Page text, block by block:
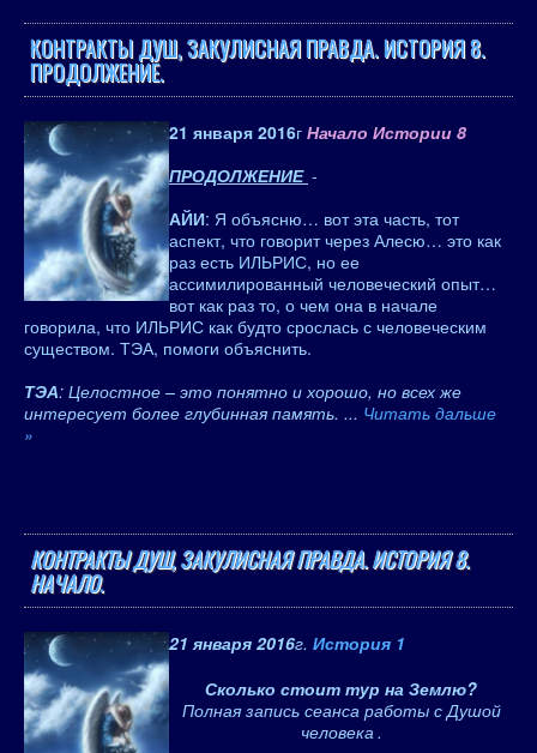
КОНТРАКТЫ ДУШ, ЗАКУЛИСНАЯ ПРАВДА. ИСТОРИЯ 8.
ПРОДОЛЖЕНИЕ.
21 января 2016г Начало Истории 8
ПРОДОЛЖЕНИЕ -
АЙИ: Я объясню… вот эта часть, тот
аспект, что говорит через Алесю… это как
раз есть ИЛЬРИС, но ее
ассимилированный человеческий опыт…
вот как раз то, о чем она в начале
говорила, что ИЛЬРИС как будто срослась с человеческим
существом. ТЭА, помоги объяснить.
ТЭА: Целостное – это понятно и хорошо, но всех же
интересует более глубинная память. ... Читать дальше
»
КОНТРАКТЫ ДУШ, ЗАКУЛИСНАЯ ПРАВДА. ИСТОРИЯ 8.
НАЧАЛО.
21 января 2016г. История 1
Сколько стоит тур на Землю?
Полная запись сеанса работы с Душой
человека.